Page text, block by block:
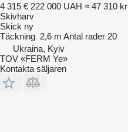
4 315 € 222 000 UAH ≈ 47 310 kr
Skivharv
Skick ny
Täckning 2,6 m Antal rader 20
Ukraina, Kyiv
TOV «FERM Ye»
Kontakta säljaren